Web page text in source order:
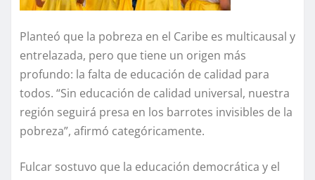
Planteó que la pobreza en el Caribe es multicausal y
entrelazada, pero que tiene un origen más
profundo: la falta de educación de calidad para
todos. “Sin educación de calidad universal, nuestra
región seguirá presa en los barrotes invisibles de la
pobreza”, afirmó categóricamente.
Fulcar sostuvo que la educación democrática y el